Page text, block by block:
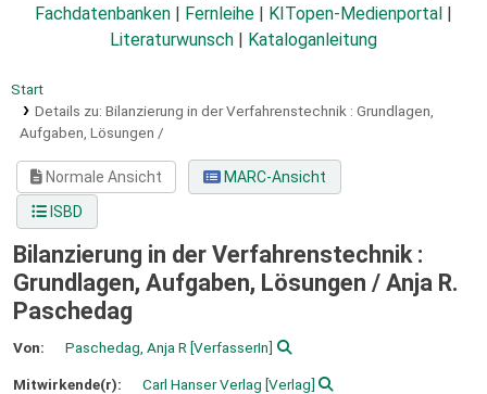
Fachdatenbanken
Fernleihe KITopen-Medienportal
Literaturwunsch
Kataloganleitung
Start
Details zu: Bilanzierung in der Verfahrenstechnik : Grundlagen,
Aufgaben, Lösungen /
Normale Ansicht
MARC-Ansicht
ISBD
Bilanzierung in der Verfahrenstechnik :
Grundlagen, Aufgaben, Lösungen / Anja R.
Paschedag
Von: Paschedag, Anja R [VerfasserIn]
Mitwirkende(r): Carl Hanser Verlag [Verlag]